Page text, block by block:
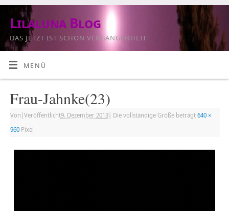
Lilaluna Blog
DAS JETZT IST SCHON VERGANGENHEIT
MENÜ
Frau-Jahnke(23)
Von Veröffentlicht9. Dezember 2013| Die vollständige Größe beträgt 640 ×
960Pixel